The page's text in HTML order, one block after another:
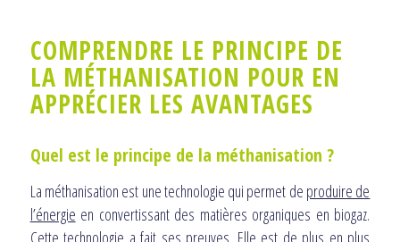
COMPRENDRE LE PRINCIPE DE
LA MÉTHANISATION POUR EN
APPRÉCIER LES AVANTAGES
Quel est le principe de la méthanisation ?
La méthanisation est une technologie qui permet de produire de
l’énergie en convertissant des matières organiques en biogaz.
Cette technologie a fait ses preuves. Elle est de plus en plus